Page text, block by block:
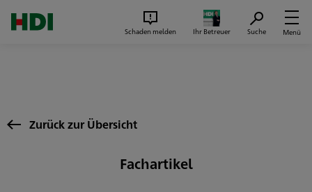
Schaden melden Ihr Betreuer Suche Menü
Zurück zur Übersicht
Fachartikel